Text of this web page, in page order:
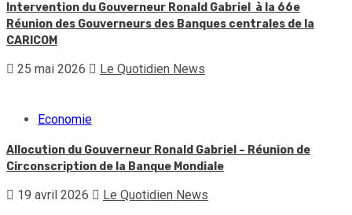
Intervention du Gouverneur Ronald Gabriel à la 66e
Réunion des Gouverneurs des Banques centrales de la
CARICOM
25 mai 2026 Le Quotidien News
Economie
Allocution du Gouverneur Ronald Gabriel – Réunion de
Circonscription de la Banque Mondiale
19 avril 2026 Le Quotidien News